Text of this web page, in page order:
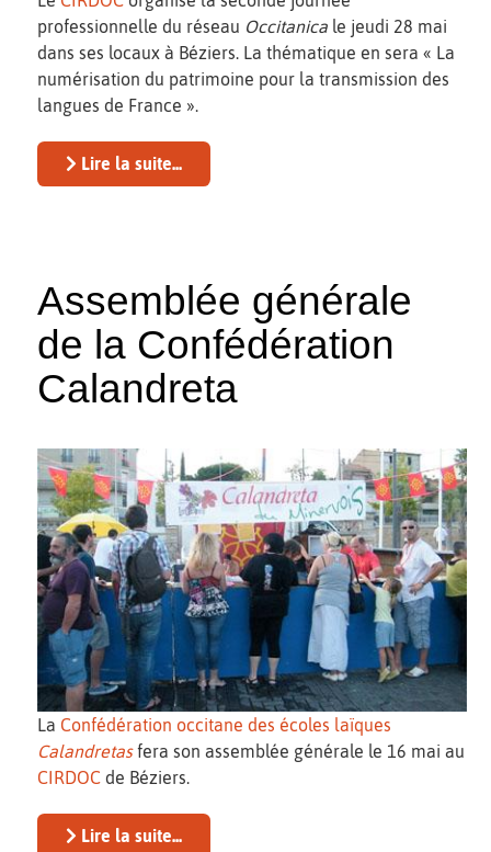
professionnelle du réseau Occitanica le jeudi 28 mai
dans ses locaux à Béziers. La thématique en sera « La
numérisation du patrimoine pour la transmission des
langues de France ».
Lire la suite...
Assemblée générale
de la Confédération
Calandreta
La Confédération occitane des écoles laïques
Calandretasfera son assemblée générale le 16 mai au
CIRDOC de Béziers.
Lire la suite...